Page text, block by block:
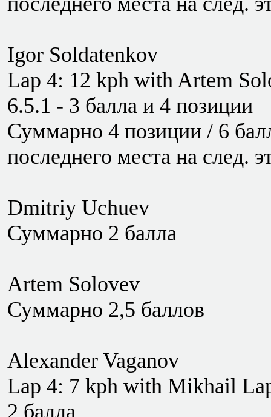
Igor Soldatenkov
Lap 4: 12 kph with Artem
6.5.1 - 3 балла и 4 позиции
Суммарно 4 позиции / 6
последнего места на след.
Dmitriy Uchuev
Суммарно 2 балла
Artem Solovev
Суммарно 2,5 баллов
Alexander Vaganov
Lap 4: 7 kph with Mikhail
2 балла